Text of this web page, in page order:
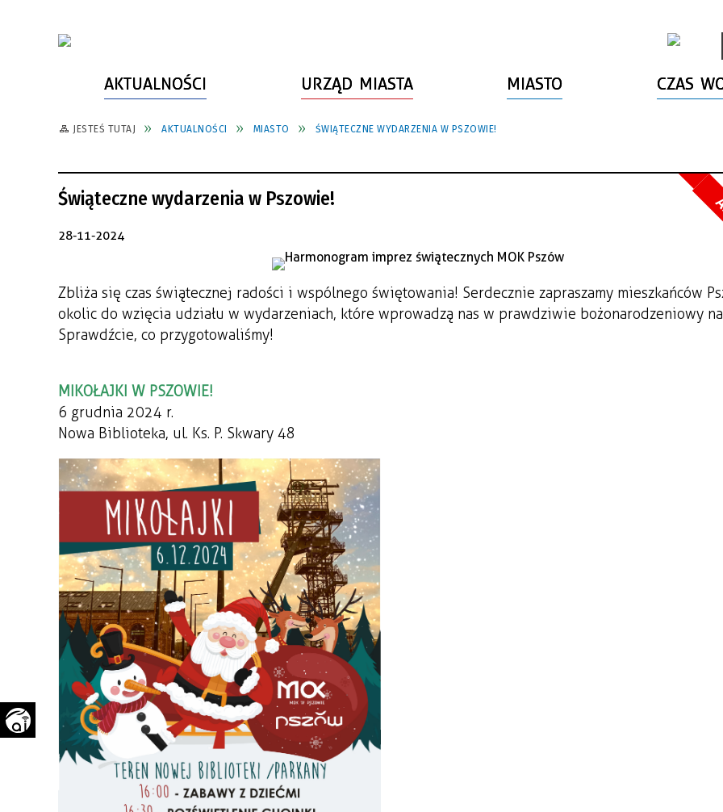
AKTUALNOŚCI URZĄD MIASTA
WŁADZE MIASTA
URZĄD STANU CYWILNEGO
RADA MIEJSKA
STRATEGIE, PLANY, PROGRAMY
FUNDUSZE ZEWNĘTRZNE
MIASTO
INFORMACJE O MIEŚCIE
PARTNERZY, NGO
JEDNOSTKI MIEJSKIE
INWESTYCJE MIEJSKIE
POWIATOWY LIDER
PRZEDSIĘBIORCZOŚCI
WAŻNE TELEFONY
GAZETA SAMORZĄDOWA
"PSZOW.PL"
CZAS
SPORT
SZLAKI TURYSTYCZNE
ZABYTKI
ZAŁATW SPRAWĘ
BEZPIECZEŃSTWO
ZWIERZĘTA W GMINIE
POMIAR SATYSFAKCJI KLIENTA
INFORMATOR
KOMUNIKACJA I TRANSPORT
PRZESTRZENNE
JESTEŚ TUTAJ AKTUALNOŚCI MIASTO ŚWIĄTECZNE WYDARZENIA W PSZOWIE!
Świąteczne wydarzenia w Pszowie!
28-11-2024
Zbliża się czas świątecznej radości i wspólnego świętowania! Serdecznie zapraszamy mieszkańców
okolic do wzięcia udziału w wydarzeniach, które wprowadzą nas w prawdziwie bożonarodzeniowy
Sprawdźcie, co przygotowaliśmy!
MIKOŁAJKI W PSZOWIE!
6 grudnia 2024 r.
Nowa Biblioteka, ul. Ks. P. Skwary 48